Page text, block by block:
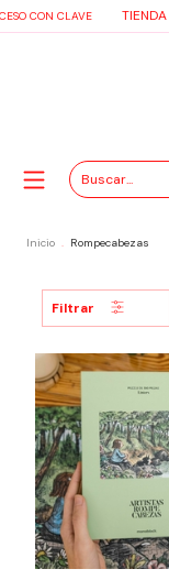
CON CLAVE TIENDA
Inicio . Rompecabezas
Filtrar